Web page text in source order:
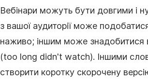
Вебінари можуть бути довгими і
з вашої аудиторії може
наживо; іншим може знадобитися
(too long didn't watch). Іншими
створити коротку скорочену